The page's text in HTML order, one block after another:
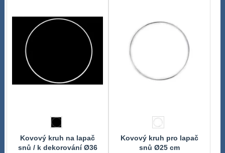
Kovový kruh na lapač
snů / k dekorování Ø36
Kovový kruh pro lapač
snů Ø25 cm